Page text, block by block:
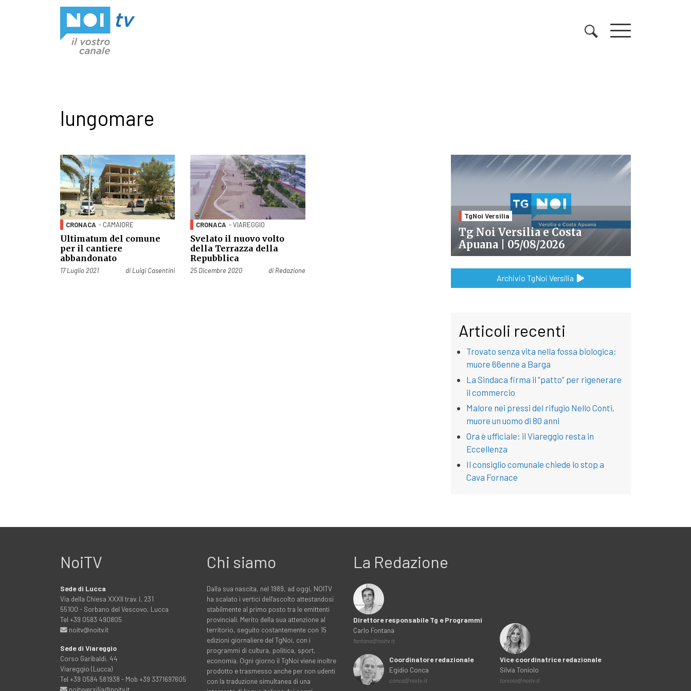
lungomare
CRONACA - CAMAIORE
Ultimatum del comune
per il cantiere
abbandonato
Pubblicato il
17 Luglio 2021 di Luigi Casentini
CRONACA - VIAREGGIO
Svelato il nuovo volto
della Terrazza della
Repubblica
Pubblicato il
25 Dicembre 2020 di Redazione
TgNoi Versilia
Tg Noi Versilia e Costa
Apuana | 05/08/2026
Archivio TgNoi Versilia
Articoli recenti
Trovato senza vita nella fossa biologica:
muore 66enne a Barga
La Sindaca firma il “patto” per rigenerare
il commercio
Malore nei pressi del rifugio Nello Conti,
muore un uomo di 80 anni
Ora è ufficiale: il Viareggio resta in
Eccellenza
Il consiglio comunale chiede lo stop a
Cava Fornace
NoiTV
Sede di Lucca
Via della Chiesa XXXII trav. I, 231
55100 - Sorbano del Vescovo, Lucca
Tel +39 0583 490805
noitv@noitv.it
Sede di Viareggio
Corso Garibaldi, 44
Viareggio (Lucca)
Tel +39 0584 581938 - Mob +39 3371697605
noitvversilia@noitv.it
Chi siamo
Dalla sua nascita, nel 1989, ad oggi, NOITV
ha scalato i vertici dell'ascolto attestandosi
stabilmente al primo posto tra le emittenti
provinciali. Merito della sua attenzione al
territorio, seguito costantemente con 15
edizioni giornaliere del TgNoi, con i
programmi di cultura, politica, sport,
economia. Ogni giorno il TgNoi viene inoltre
prodotto e trasmesso anche per non udenti
con la traduzione simultanea di una
La Redazione
Direttore responsabile Tg e Programmi
Carlo Fontana
fontana@noitv.it
Coordinatore redazionale
Egidio Conca
conca@noitv.it
Vice coordinatrice redazionale
Silvia Toniolo
toniolo@noitv.it